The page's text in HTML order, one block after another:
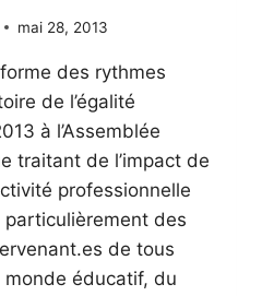
mai 28, 2013
des rythmes
de l’égalité
à l’Assemblée
traitant de l’impact de
professionnelle
des
de tous
éducatif, du